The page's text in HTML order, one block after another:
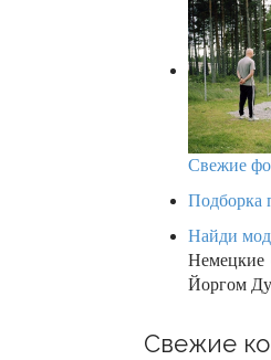
Свежие
Подборка
Найди
Немецкие
Йоргом
Свежие